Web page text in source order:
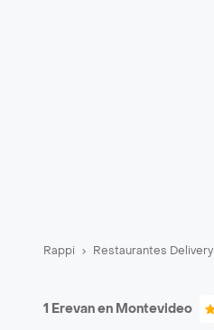
Rappi Restaurantes Delivery
1 Erevan en Montevideo